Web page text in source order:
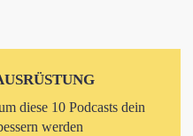
diese 10 Podcasts dein
werden